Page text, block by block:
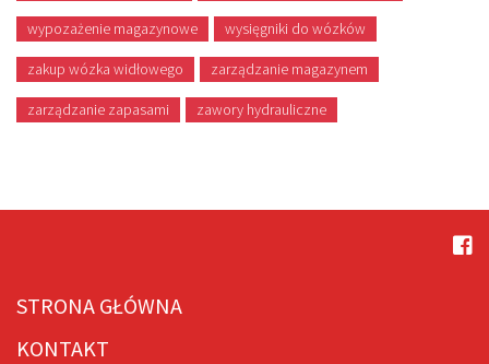
wypozażenie magazynowe wysięgniki do wózków
zakup wózka widłowego zarządzanie magazynem
zarządzanie zapasami zawory hydrauliczne
STRONA GŁÓWNA
KONTAKT